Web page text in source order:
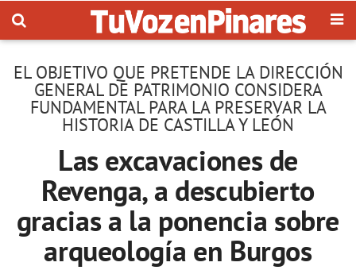
EL OBJETIVO QUE PRETENDE LA DIRECCIÓN
GENERAL DE PATRIMONIO CONSIDERA
FUNDAMENTAL PARA LA PRESERVAR LA
HISTORIA DE CASTILLA Y LEÓN
Las excavaciones de
Revenga, a descubierto
gracias a la ponencia sobre
arqueología en Burgos